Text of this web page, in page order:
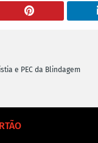
e PEC da Blindagem